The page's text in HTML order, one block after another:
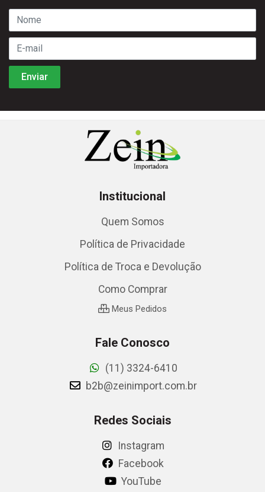
Institucional
Quem Somos
Política de Privacidade
Política de Troca e Devolução
Como Comprar
Meus Pedidos
Fale Conosco
(11) 3324-6410
b2b@zeinimport.com.br
Redes Sociais
Instagram
Facebook
YouTube